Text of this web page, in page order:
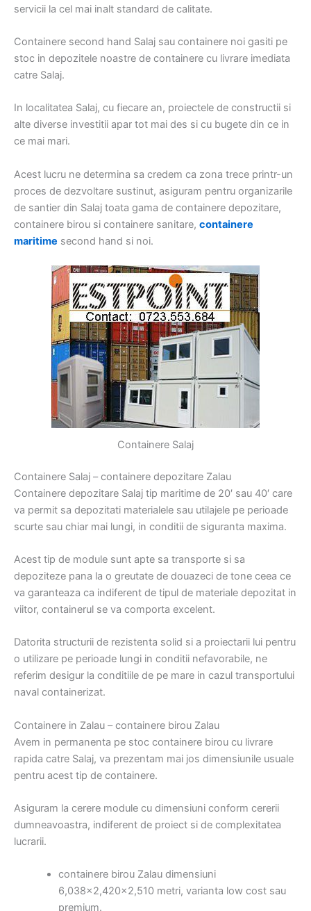
servicii la cel mai inalt standard de calitate.
Containere second hand Salaj sau containere noi gasiti pe
stoc in depozitele noastre de containere cu livrare imediata
catre Salaj.
In localitatea Salaj, cu fiecare an, proiectele de constructii si
alte diverse investitii apar tot mai des si cu bugete din ce in
ce mai mari.
Acest lucru ne determina sa credem ca zona trece printr-un
proces de dezvoltare sustinut, asiguram pentru organizarile
de santier din Salaj toata gama de containere depozitare,
containere birou si containere sanitare, containere
maritime second hand si noi.
Containere Salaj
Containere Salaj – containere depozitare Zalau
Containere depozitare Salaj tip maritime de 20′ sau 40′ care
va permit sa depozitati materialele sau utilajele pe perioade
scurte sau chiar mai lungi, in conditii de siguranta maxima.
Acest tip de module sunt apte sa transporte si sa
depoziteze pana la o greutate de douazeci de tone ceea ce
va garanteaza ca indiferent de tipul de materiale depozitat in
viitor, containerul se va comporta excelent.
Datorita structurii de rezistenta solid si a proiectarii lui pentru
o utilizare pe perioade lungi in conditii nefavorabile, ne
referim desigur la conditiile de pe mare in cazul transportului
naval containerizat.
Containere in Zalau – containere birou Zalau
Avem in permanenta pe stoc containere birou cu livrare
rapida catre Salaj, va prezentam mai jos dimensiunile usuale
pentru acest tip de containere.
Asiguram la cerere module cu dimensiuni conform cererii
dumneavoastra, indiferent de proiect si de complexitatea
lucrarii.
containere birou Zalau dimensiuni
6,038×2,420×2,510 metri, varianta low cost sau
premium.